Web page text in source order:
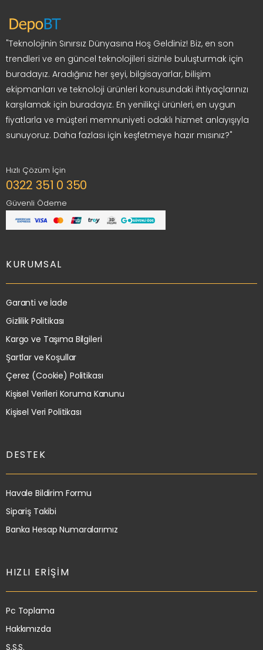
"Teknolojinin Sınırsız Dünyasına Hoş Geldiniz! Biz, en son
trendleri ve en güncel teknolojileri sizinle buluşturmak için
buradayız. Aradığınız her şeyi, bilgisayarlar, bilişim
ekipmanları ve teknoloji ürünleri konusundaki ihtiyaçlarınızı
karşılamak için buradayız. En yenilikçi ürünleri, en uygun
fiyatlarla ve müşteri memnuniyeti odaklı hizmet anlayışıyla
sunuyoruz. Daha fazlası için keşfetmeye hazır mısınız?"
Hızlı Çözüm İçin
0322 351 0 350
Güvenli Ödeme
KURUMSAL
Garanti ve İade
Gizlilik Politikası
Kargo ve Taşıma Bilgileri
Şartlar ve Koşullar
Çerez (Cookie) Politikası
Kişisel Verileri Koruma Kanunu
Kişisel Veri Politikası
DESTEK
Havale Bildirim Formu
Sipariş Takibi
Banka Hesap Numaralarımız
HIZLI ERIŞIM
Pc Toplama
Hakkımızda
S.S.S.